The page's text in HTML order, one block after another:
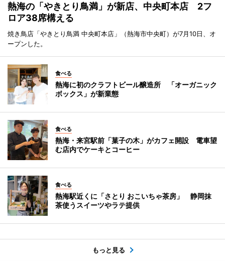
熱海の「やきとり鳥満」が新店、中央町本店 2フ
ロア38席構える
焼き鳥店「やきとり鳥満 中央町本店」（熱海市中央町）が7月10日、オ
ープンした。
食べる
熱海に初のクラフトビール醸造所 「オーガニック
ボックス」が新業態
食べる
熱海・来宮駅前「菓子の木」がカフェ開設 電車望
む店内でケーキとコーヒー
食べる
熱海駅近くに「さとり おこいちゃ茶房」 静岡抹
茶使うスイーツやラテ提供
もっと見る